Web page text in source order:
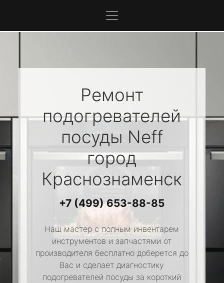
Ремонт
подогревателей
посуды Neff
город
Краснознаменск
+7 (499) 653-88-85
Наш мастер с полным инвентарем
инструментов и запчастями от
производителя бесплатно доберется до
Вас и сделает диагностику
подогревателей посуды за короткий